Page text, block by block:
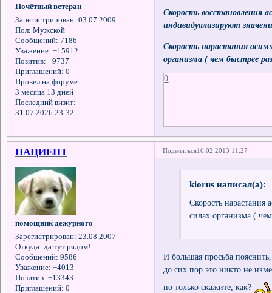
Почётный ветеран
Зарегистрирован: 03.07.2009
Пол: Мужской
Сообщений: 7186
Уважение: +15912
Позитив: +9737
Приглашений: 0
Провел на форуме:
3 месяца 13 дней
Последний визит:
31.07.2026 23:32
Скорость восстановления
индивидуализируют
Скорость нарастания
организма ( чем быстрее
0
Поделиться16.02.2013 11:27
ПАЦИЕНТ
помощник дежурного
Зарегистрирован: 23.08.2007
Откуда: да тут рядом!
Сообщений: 9586
Уважение: +4013
Позитив: +13343
Приглашений: 0
kiorus написал(а):
Скорость
силах организма (
И большая просьба
до сих пор это никто не
но только скажите, как?